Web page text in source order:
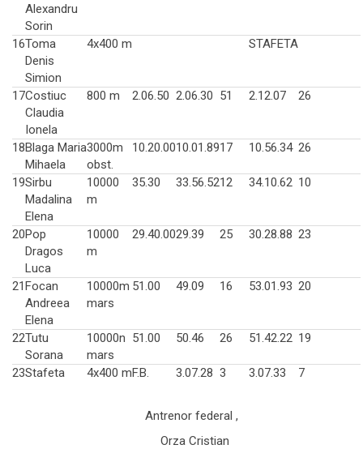
Alexandru
Sorin
16Toma
Denis
Simion
4x400 m STAFETA
17Costiuc
Claudia
Ionela
800 m 2.06.50 2.06.30 51 2.12.07 26
18Blaga Maria
Mihaela
3000m
obst.
10.20.0010.01.8917 10.56.34 26
19Sirbu
Madalina
Elena
10000
m
35.30 33.56.5212 34.10.62 10
20Pop
Dragos
Luca
10000
m
29.40.0029.39 25 30.28.88 23
21Focan
Andreea
Elena
10000m
mars
51.00 49.09 16 53.01.93 20
22Tutu
Sorana
10000n
mars
51.00 50.46 26 51.42.22 19
23Stafeta 4x400 mF.B. 3.07.28 3 3.07.33 7
Antrenor federal ,
Orza Cristian